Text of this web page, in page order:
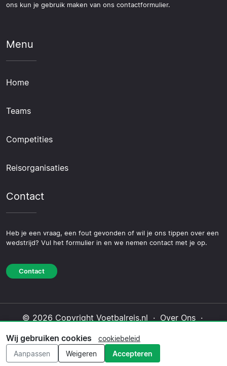
ons kun je gebruik maken van ons contactformulier.
Menu
Home
Teams
Competities
Reisorganisaties
Contact
Heb je een vraag, een fout gevonden of wil je ons tippen over een
wedstrijd? Vul het formulier in en we nemen contact met je op.
Contact
© 2026 Copyright Voetbalreis.nl · Over Ons·
Redactioneel beleid
Wij gebruiken cookies
cookiebeleid
Aanpassen
Weigeren Accepteren